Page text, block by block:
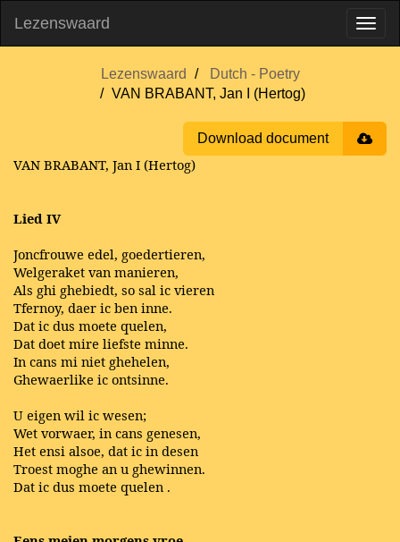
Lezenswaard
Lezenswaard
Dutch - Poetry
VAN BRABANT, Jan I (Hertog)
Download document
VAN BRABANT, Jan I (Hertog)
Lied IV
Joncfrouwe edel, goedertieren,
Welgeraket van manieren,
Als ghi ghebiedt, so sal ic vieren
Tfernoy, daer ic ben inne.
Dat ic dus moete quelen,
Dat doet mire liefste minne.
In cans mi niet ghehelen,
Ghewaerlike ic ontsinne.
U eigen wil ic wesen;
Wet vorwaer, in cans genesen,
Het ensi alsoe, dat ic in desen
Troest moghe an u ghewinnen.
Dat ic dus moete quelen .